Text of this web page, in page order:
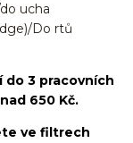
ucha
Do rtů
do 3 pracovních
650 Kč.
ve filtrech